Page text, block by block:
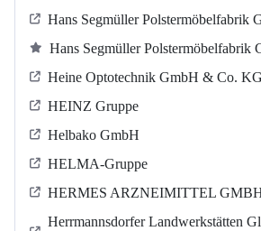
Hans Segmüller Polstermöbelfabrik
Hans Segmüller Polstermöbelfabrik
Heine Optotechnik GmbH & Co. KG
HEINZ Gruppe
Helbako GmbH
HELMA-Gruppe
HERMES ARZNEIMITTEL
Herrmannsdorfer Landwerkstätten